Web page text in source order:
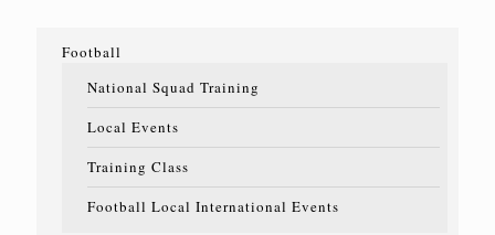
Football
National Squad Training
Local Events
Training Class
Football Local International Events